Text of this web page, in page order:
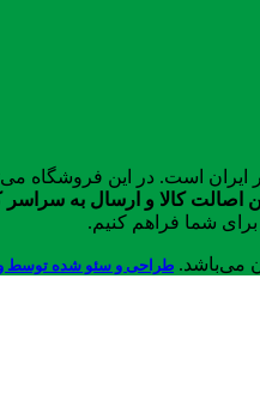
ایران است. در این فروشگاه
اصالت کالا و ارسال به سراسر
برای شما فراهم کنیم.
می‌باشد. طراحی و سئو شده توسط